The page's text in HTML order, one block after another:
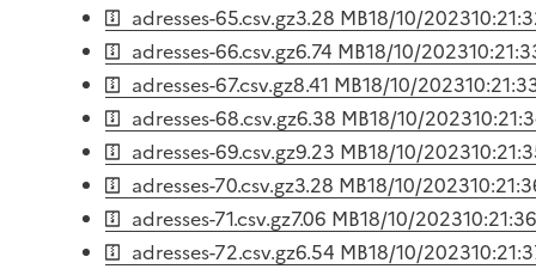
adresses-65.csv.gz3.28 MB18/10/2023
adresses-66.csv.gz6.74 MB18/10/2023
adresses-67.csv.gz8.41 MB18/10/2023
adresses-68.csv.gz6.38 MB18/10/2023
adresses-69.csv.gz9.23 MB18/10/2023
adresses-70.csv.gz3.28 MB18/10/2023
adresses-71.csv.gz7.06 MB18/10/202310:21:36
adresses-72.csv.gz6.54 MB18/10/2023